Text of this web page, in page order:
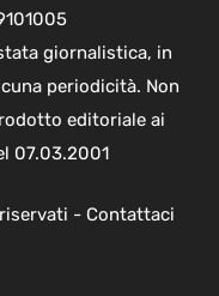
giornalistica, in
periodicità. Non
editoriale ai
07.03.2001
- Contattaci